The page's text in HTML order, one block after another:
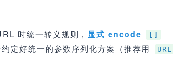
时统一转义规则， 显式 encode []
定好统一的参数序列化方案（推荐用